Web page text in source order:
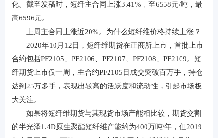
化。截至发稿时，短纤主合同上涨3.41%，至6558元/吨，最
高6596元。
上周主合同上涨近20%。为什么短纤维价格持续上涨？
2020年10月12日，短纤维期货在正商所上市，首批上市
合约包括PF2105、PF2106、PF2107、PF2108、PF2109。短
纤期货上市仅一周，主合约PF2105日成交突破百万手，持仓
达到25万多手，表现出较高的活跃度和流动性，引起市场极
大关注。
如果将短纤维期货与其现货市场产能相比较，期货交割
的半光泽1.4D原生聚酯短纤维产能约为400万吨/年，但2019